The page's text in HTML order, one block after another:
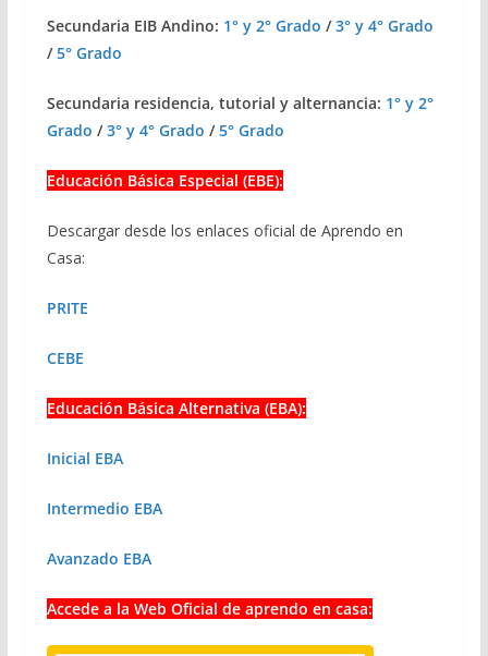
Secundaria EIB Andino: 1° y 2° Grado /3° y 4° Grado
/5° Grado
Secundaria residencia, tutorial y alternancia: 1° y 2°
Grado /3° y 4° Grado /5° Grado
Educación Básica Especial (EBE):
Descargar desde los enlaces oficial de Aprendo en
Casa:
PRITE
CEBE
Educación Básica Alternativa (EBA):
Inicial EBA
Intermedio EBA
Avanzado EBA
Accede a la Web Oficial de aprendo en casa: